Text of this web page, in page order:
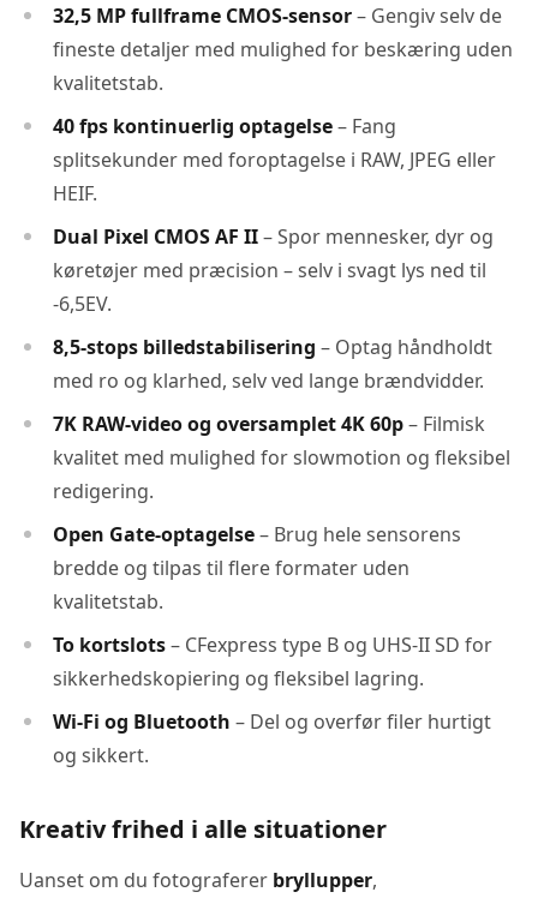
32,5 MP fullframe CMOS-sensor– Gengiv selv de
fineste detaljer med mulighed for beskæring uden
kvalitetstab.
40 fps kontinuerlig optagelse– Fang
splitsekunder med foroptagelse i RAW, JPEG eller
HEIF.
Dual Pixel CMOS AF II– Spor mennesker, dyr og
køretøjer med præcision – selv i svagt lys ned til
-6,5EV.
8,5-stops billedstabilisering – Optag håndholdt
med ro og klarhed, selv ved lange brændvidder.
7K RAW-video og oversamplet 4K 60p– Filmisk
kvalitet med mulighed for slowmotion og fleksibel
redigering.
Open Gate-optagelse– Brug hele sensorens
bredde og tilpas til flere formater uden
kvalitetstab.
To kortslots– CFexpress type B og UHS-II SD for
sikkerhedskopiering og fleksibel lagring.
Wi-Fi og Bluetooth – Del og overfør filer hurtigt
og sikkert.
Kreativ frihed i alle situationer
Uanset om du fotograferer bryllupper,